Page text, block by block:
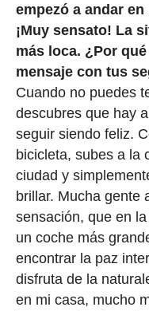
empezó a andar
¡Muy sensato! La
más loca. ¿Por
mensaje con tus
Cuando no puedes
descubres que hay
seguir siendo feliz.
bicicleta, subes a la
ciudad y
brillar. Mucha gente
sensación, que en
un coche más
encontrar la paz
disfruta de la
en mi casa, mucho